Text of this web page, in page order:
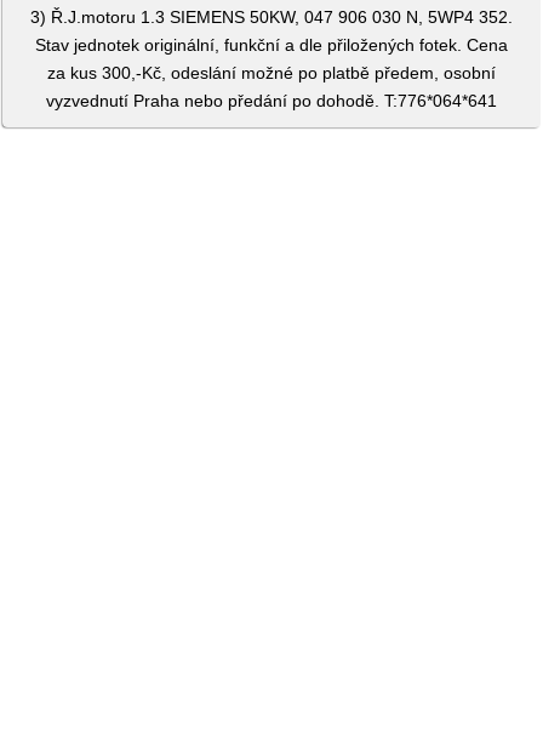
3) Ř.J.motoru 1.3 SIEMENS 50KW, 047 906 030 N, 5WP4 352.
Stav jednotek originální, funkční a dle přiložených fotek. Cena
za kus 300,-Kč, odeslání možné po platbě předem, osobní
vyzvednutí Praha nebo předání po dohodě. T:776*064*641